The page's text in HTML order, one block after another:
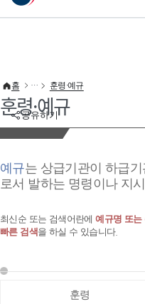
이 누리집은 대한민국 공식 전자정부 누
공유하기
홈 훈령·예규
훈령·예규
예규는 상급기관이 하급
로서 발하는 명령이나 지
최신순 또는 검색어란에예규명 또는
빠른 검색 을 하실 수 있습니다.
훈령